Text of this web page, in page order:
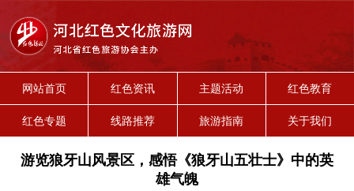
网站首页 红色资讯 主题活动 红色教育
红色专题 线路推荐 旅游指南 关于我们
游览狼牙山风景区，感悟《狼牙山五壮士》中的英
雄气魄